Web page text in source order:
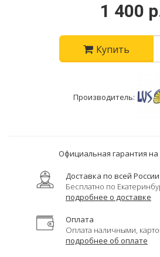
1 400
Купить
Производитель:
Официальная гарантия на
Доставка по всей России
Бесплатно по
подробнее о доставке
Оплата
Оплата наличными,
подробнее об оплате